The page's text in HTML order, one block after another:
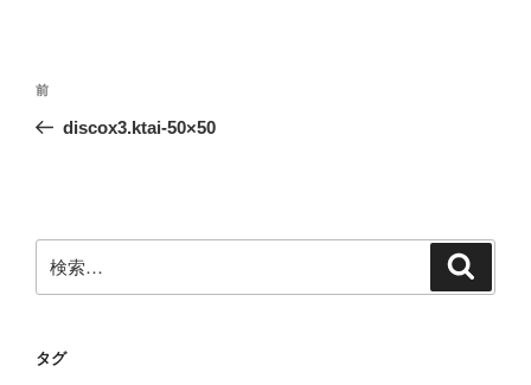
投
ナ
ー
シ
前
の
前
discox3.ktai-50×50
索:
タグ